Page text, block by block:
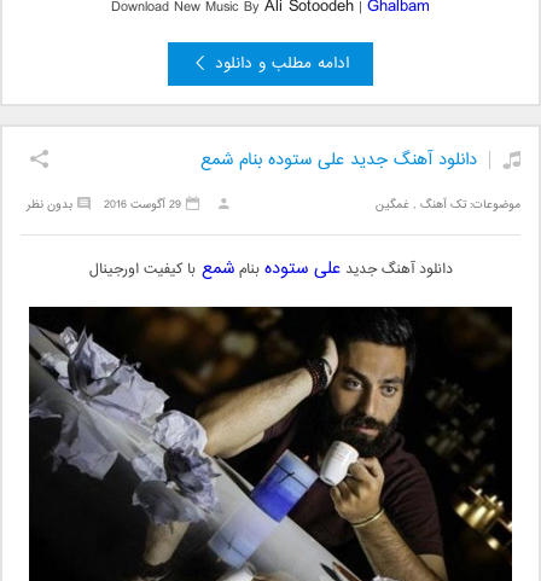
Download New Music ByAli Sotoodeh | Ghalbam
ادامه مطلب و دانلود
دانلود آهنگ جدید علی ستوده بنام شمع
موضوعات:تک آهنگ ,غمگین بدون نظر 29 آگوست 2016
دانلود آهنگ جدیدعلی ستودهبنامشمعبا کیفیت اورجینال